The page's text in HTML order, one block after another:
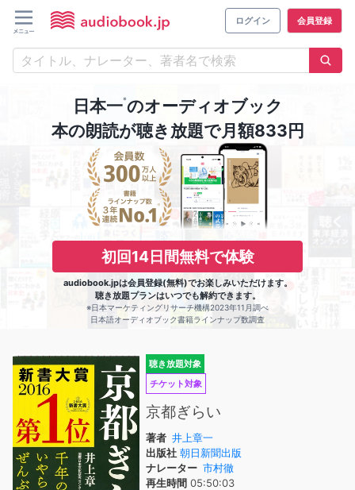
ログイン 会員登録
日本一※のオーディオブック
本の朗読が聴き放題で月額833円
初回14日間無料で体験
audiobook.jpは会員登録(無料)でお楽しみいただけます。
聴き放題プランはいつでも解約できます。
※日本マーケティングリサーチ機構2023年11月調べ
日本語オーディオブック書籍ラインナップ数調査
聴き放題対象
チケット対象
京都ぎらい
著者 井上章一
出版社 朝日新聞出版
ナレーター 市村徹
再生時間 05:50:03